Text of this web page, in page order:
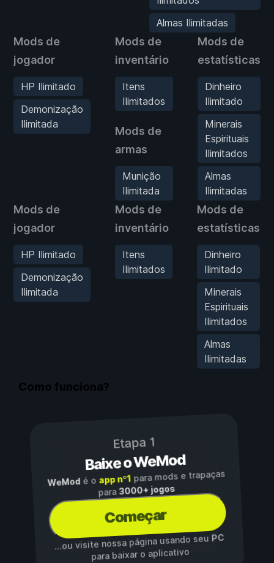
Almas Ilimitadas
Mods de
jogador
HP Ilimitado
Demonização
Ilimitada
Mods de
inventário
Itens
Ilimitados
Mods de
armas
Munição
Ilimitada
Mods de
estatísticas
Dinheiro
Ilimitado
Minerais
Espirituais
Ilimitados
Almas
Ilimitadas
Mods de
jogador
HP Ilimitado
Demonização
Ilimitada
Mods de
inventário
Itens
Ilimitados
Mods de
estatísticas
Dinheiro
Ilimitado
Minerais
Espirituais
Ilimitados
Almas
Ilimitadas
Como funciona?
Etapa 1
Baixe o WeMod
WeModé o app nº1para mods e trapaças
para3000+ jogos
Começar
...ou visite nossa página usando seuPC
para baixar o aplicativo